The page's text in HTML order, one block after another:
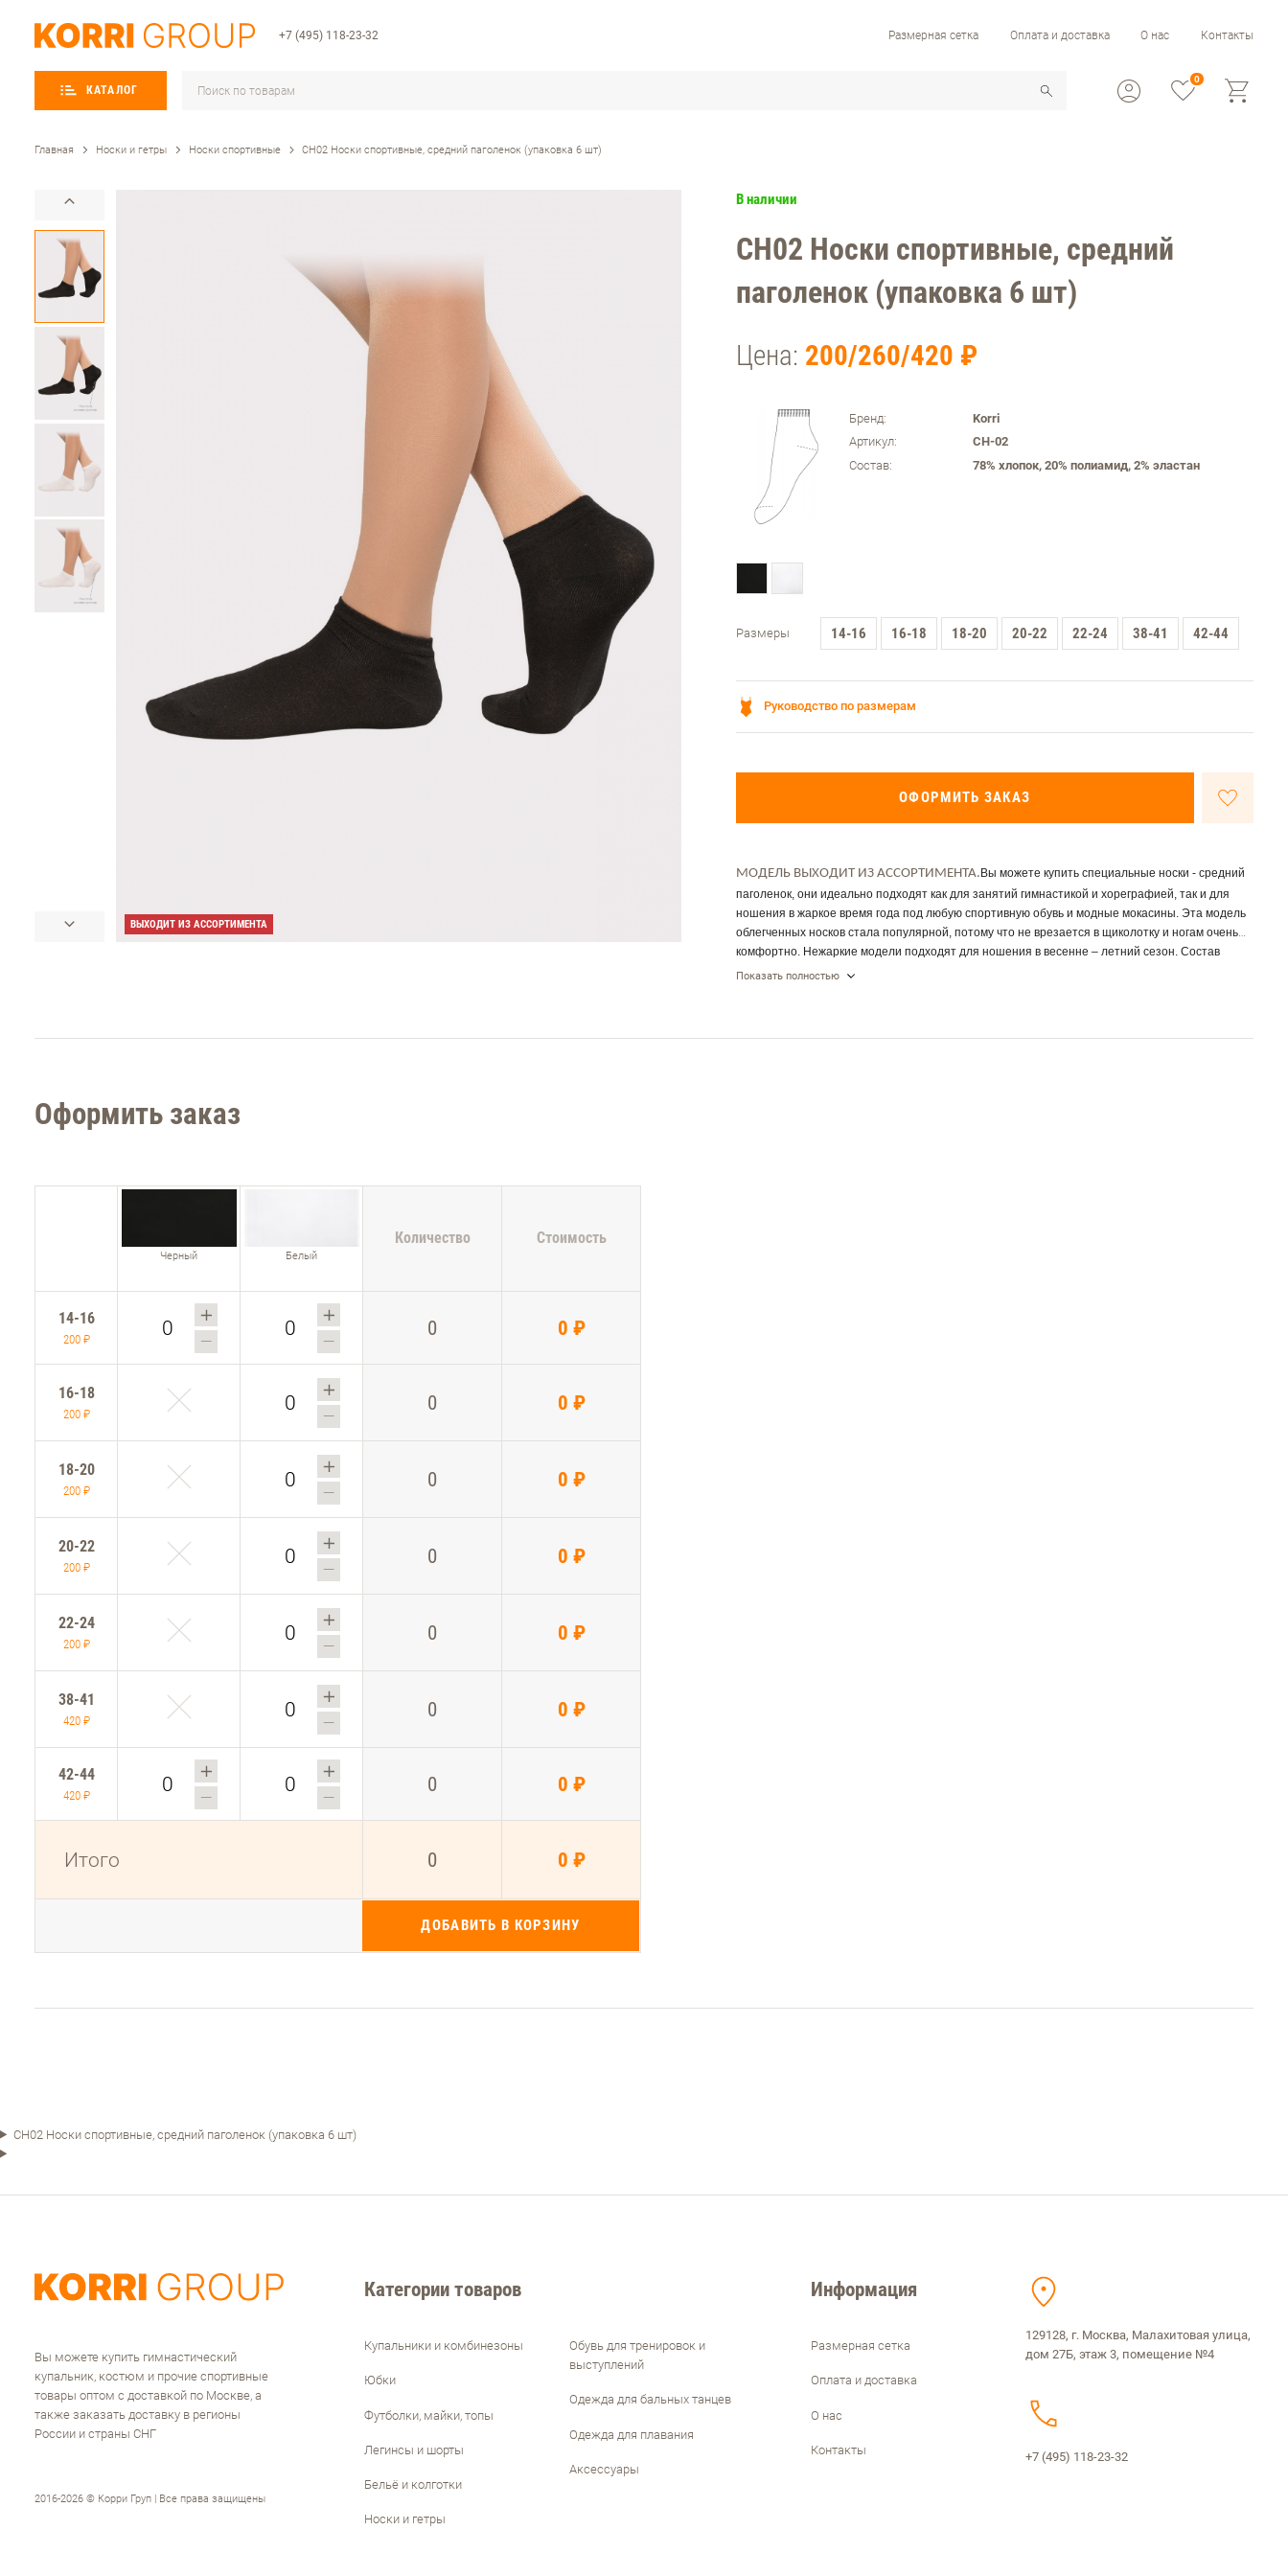
+7 (495) 118-23-32 Размерная сетка Оплата и доставка О нас Контакты
КАТАЛОГ
0
Главная Носки и гетры Носки спортивные СН02 Носки спортивные, средний паголенок (упаковка 6 шт)
ВЫХОДИТ ИЗ АССОРТИМЕНТА
В наличии
СН02 Носки спортивные, средний
паголенок (упаковка 6 шт)
Цена: 200/260/420 ₽
Бренд:
Korri
Артикул:
СН-02
Состав:
78% хлопок, 20% полиамид, 2% эластан
Размеры 14-16 16-18 18-20 20-22 22-24 38-41 42-44
Руководство по размерам
ОФОРМИТЬ ЗАКАЗ
МОДЕЛЬ ВЫХОДИТ ИЗ АССОРТИМЕНТА.Вы можете купить специальные носки - средний
паголенок, они идеально подходят как для занятий гимнастикой и хореграфией, так и для
ношения в жаркое время года под любую спортивную обувь и модные мокасины. Эта модель
облегченных носков стала популярной, потому что не врезается в щиколотку и ногам очень
комфортно. Нежаркие модели подходят для ношения в весенне – летний сезон. Состав
носков, гораздо приятней, чем у капроновых следков и носочков. В их изготовлении
Показать полностью
Оформить заказ
Черный Белый
Количество Стоимость
14-16
200 ₽ 0 0 ₽
16-18
200 ₽ 0 0 ₽
18-20
200 ₽ 0 0 ₽
20-22
200 ₽ 0 0 ₽
22-24
200 ₽ 0 0 ₽
38-41
420 ₽ 0 0 ₽
42-44
420 ₽ 0 0 ₽
Итого 0 0 ₽
ДОБАВИТЬ В КОРЗИНУ
СН02 Носки спортивные, средний паголенок (упаковка 6 шт)
Вы можете купить гимнастический
купальник, костюм и прочие спортивные
товары оптом с доставкой по Москве, а
также заказать доставку в регионы
России и страны СНГ
2016-2026 © Корри Груп | Все права защищены
Категории товаров
Купальники и комбинезоны
Юбки
Футболки, майки, топы
Легинсы и шорты
Бельё и колготки
Носки и гетры
Обувь для тренировок и
выступлений
Одежда для бальных танцев
Одежда для плавания
Аксессуары
Информация
Размерная сетка
Оплата и доставка
О нас
Контакты
129128, г. Москва, Малахитовая улица,
дом 27Б, этаж 3, помещение №4
+7 (495) 118-23-32